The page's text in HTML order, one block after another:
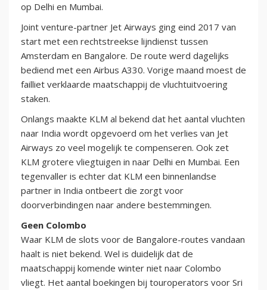
op Delhi en Mumbai.
Joint venture-partner Jet Airways ging eind 2017 van
start met een rechtstreekse lijndienst tussen
Amsterdam en Bangalore. De route werd dagelijks
bediend met een Airbus A330. Vorige maand moest de
failliet verklaarde maatschappij de vluchtuitvoering
staken.
Onlangs maakte KLM al bekend dat het aantal vluchten
naar India wordt opgevoerd om het verlies van Jet
Airways zo veel mogelijk te compenseren. Ook zet
KLM grotere vliegtuigen in naar Delhi en Mumbai. Een
tegenvaller is echter dat KLM een binnenlandse
partner in India ontbeert die zorgt voor
doorverbindingen naar andere bestemmingen.
Geen Colombo
Waar KLM de slots voor de Bangalore-routes vandaan
haalt is niet bekend. Wel is duidelijk dat de
maatschappij komende winter niet naar Colombo
vliegt. Het aantal boekingen bij touroperators voor Sri